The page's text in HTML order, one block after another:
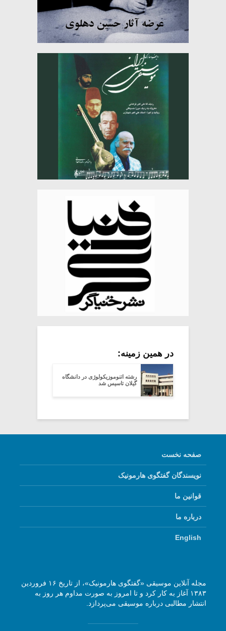
در همین زمینه:
رشته اتنوموزیکولوژی در دانشگاه
گیلان تاسیس شد
صفحه نخست
نویسندگان گفتگوی هارمونیک
قوانین ما
درباره ما
English
مجله آنلاین موسیقی «گفتگوی هارمونیک»، از تاریخ ۱۶ فروردین
۱۳۸۳ آغاز به کار کرد و تا امروز به صورت مداوم هر روز به
انتشار مطالبی درباره موسیقی می‌پردازد.